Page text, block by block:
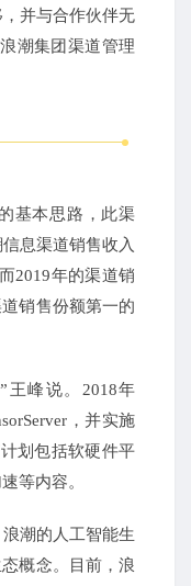
并与合作伙伴无
潮集团渠道管理
基本思路，此渠
息渠道销售收入
2019年的渠道销
销售份额第一的
王峰说。2018年
，并实施
划包括软硬件平
等内容。
潮的人工智能生
概念。目前，浪